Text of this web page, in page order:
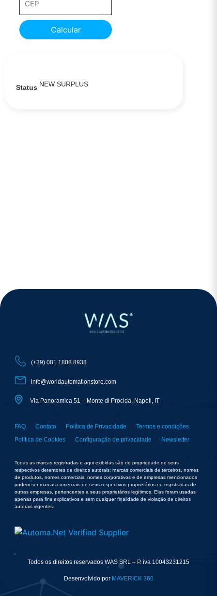
Calcular
Status NEW SURPLUS
(+39) 081 1808 8938
info@worldautomationstore.com
Via Panoramica 51 – Monte di Procida, Napoli, IT
FAQ Contato Política de Privacidade
Termos e condições
Política de Cookies
Configuração de privacidade Newsletter
Todas as marcas registradas e aqui exibidas são de propriedade de seus
respectivos detentores de direitos autorais; marcas comerciais de terceiros, nomes
de produtos, nomes comerciais, nomes corporativos e de empresas mencionados
podem ser marcas comerciais de seus respectivos proprietários ou registradas de
outras empresas, pertencentes a seus proprietários legítimos. Elas foram usadas
apenas para fins explicativos e sem qualquer finalidade de violação de direitos
autorais vigentes.
Todos os direitos reservados WAS SRL – P. iva 10043231215
Desenvolvido por MAVERICK 360